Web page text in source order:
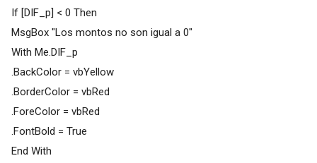
If [DIF_p] < 0 Then
MsgBox "Los montos no son igual a 0"
With Me.DIF_p
.BackColor = vbYellow
.BorderColor = vbRed
.ForeColor = vbRed
.FontBold = True
End With